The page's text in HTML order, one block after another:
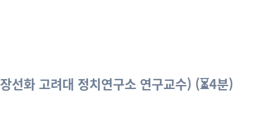
장선화 고려대 정치연구소 연구교수) (⏳4분)